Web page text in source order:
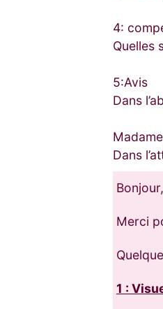
4:
Quelles
5:Avis
Dans
Dans
Bonjour,
Merci
1 :